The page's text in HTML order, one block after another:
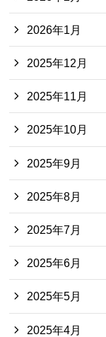
2026年1月
2025年12月
2025年11月
2025年10月
2025年9月
2025年8月
2025年7月
2025年6月
2025年5月
2025年4月